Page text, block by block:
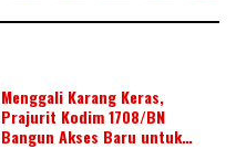
Menggali Karang Keras,
Prajurit Kodim 1708/BN
Bangun Akses Baru untuk